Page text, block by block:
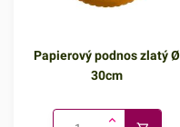
Papierový podnos zlatý Ø
30cm